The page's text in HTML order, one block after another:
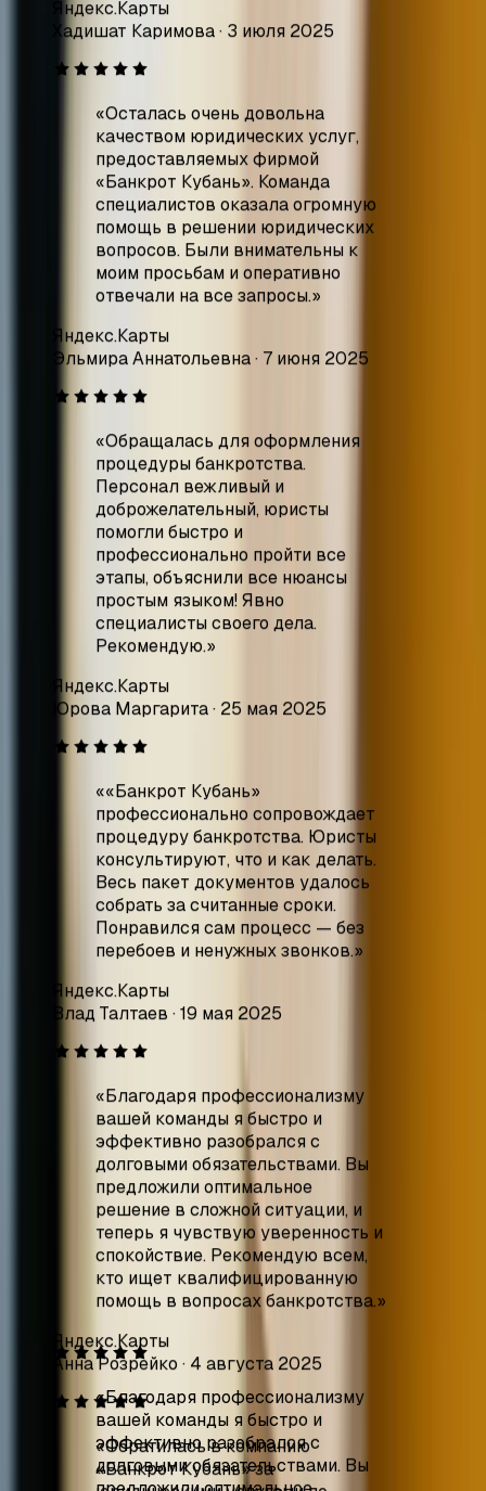
качеством юридических услуг,
предоставляемых фирмой
«Банкрот Кубань». Команда
специалистов оказала огромную
помощь в решении юридических
вопросов. Были внимательны к
моим просьбам и оперативно
отвечали на все запросы.»
Яндекс.Карты
Эльмира Аннатольевна·7 июня 2025
процедуры банкротства.
Персонал вежливый и
доброжелательный, юристы
помогли быстро и
профессионально пройти все
этапы, объяснили все нюансы
простым языком! Явно
специалисты своего дела.
Рекомендую.»
Яндекс.Карты
Юрова Маргарита·25 мая 2025
профессионально сопровождает
процедуру банкротства. Юристы
консультируют, что и как делать.
Весь пакет документов удалось
собрать за считанные сроки.
Понравился сам процесс — без
перебоев и ненужных звонков.»
Яндекс.Карты
Влад Талтаев·19 мая 2025
вашей команды я быстро и
эффективно разобрался с
долговыми обязательствами. Вы
предложили оптимальное
решение в сложной ситуации, и
теперь я чувствую уверенность и
спокойствие. Рекомендую всем,
кто ищет квалифицированную
помощь в вопросах банкротства.
Яндекс.Карты
Анна Розрейко·4 августа 2025
«Банкрот Кубань» за
юридическими услугами по
вопросу банкротства. Осталась
очень довольна! Сотрудники
продемонстрировали высокий
уровень профессионализма и
готовы были ответить на все мои